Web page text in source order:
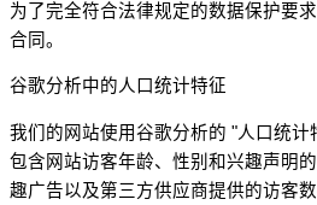
为了完全符合法律规定的数据保护要
合同。
谷歌分析中的人口统计特征
我们的网站使用谷歌分析的 "人口统
包含网站访客年龄、性别和兴趣声明
趣广告以及第三方供应商提供的访客